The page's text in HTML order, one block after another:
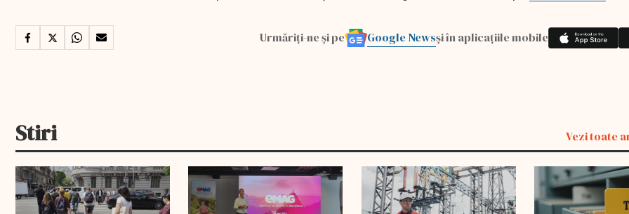
Urmăriți-ne și pe Google Newsși în aplicațiile mobile
Stiri Vezi toate